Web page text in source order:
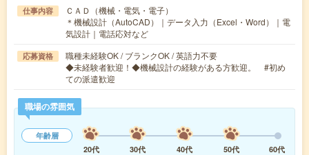
仕事内容
ＣＡＤ（機械・電気・電子）
＊機械設計（AutoCAD）｜データ入力（Excel・Word）｜電
気設計｜電話応対など
応募資格
職種未経験OK / ブランクOK / 英語力不要
◆未経験者歓迎！◆機械設計の経験がある方歓迎。 #初め
ての派遣歓迎
職場の雰囲気
年齢層
20代
30代 40代 50代
60代